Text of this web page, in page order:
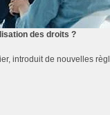
des droits ?
introduit de nouvelles